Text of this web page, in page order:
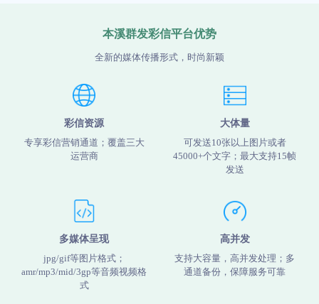
本溪群发彩信平台优势
全新的媒体传播形式，时尚新颖
彩信资源
专享彩信营销通道；覆盖三大
运营商
大体量
可发送10张以上图片或者
45000+个文字；最大支持15帧
发送
多媒体呈现
jpg/gif等图片格式；
amr/mp3/mid/3gp等音频视频格
式
高并发
支持大容量，高并发处理；多
通道备份，保障服务可靠